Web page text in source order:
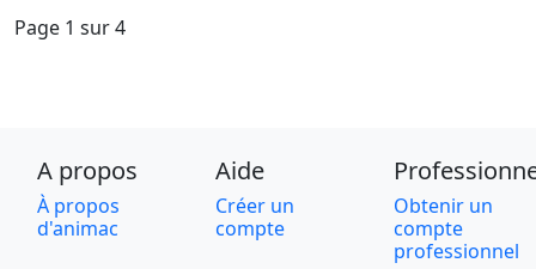
Page 1 sur 4
A propos Aide
À propos
d'animac
Créer un
compte
Obtenir un
compte
professionnel